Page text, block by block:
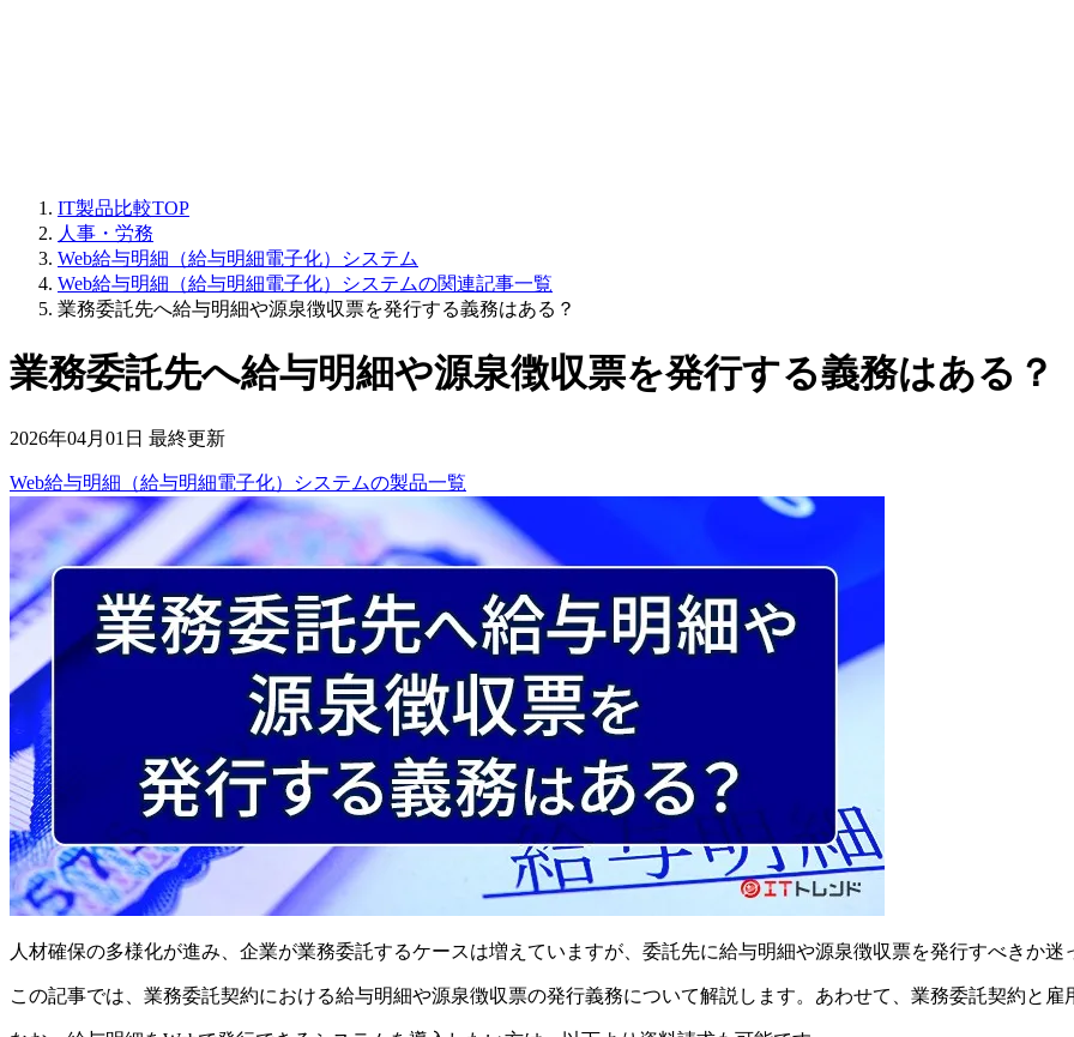
IT製品比較TOP
人事・労務
Web給与明細（給与明細電子化）システム
Web給与明細（給与明細電子化）システムの関連記事一覧
業務委託先へ給与明細や源泉徴収票を発行する義務はある？
業務委託先へ給与明細や源泉徴収票を発行する義務はある？
2026年04月01日 最終更新
Web給与明細（給与明細電子化）システムの製品一覧
人材確保の多様化が進み、企業が業務委託するケースは増えていますが、委託先に給与明細や源泉徴収票を発行すべきか迷
この記事では、業務委託契約における給与明細や源泉徴収票の発行義務について解説します。あわせて、業務委託契約と雇